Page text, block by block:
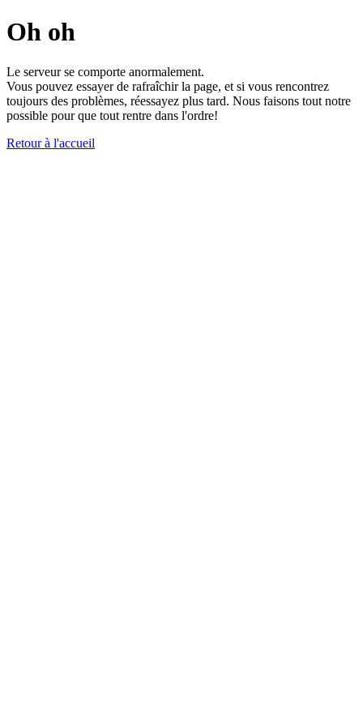
Oh oh
Le serveur se comporte anormalement.
Vous pouvez essayer de rafraîchir la page, et si vous rencontrez
toujours des problèmes, réessayez plus tard. Nous faisons tout notre
possible pour que tout rentre dans l'ordre!
Retour à l'accueil